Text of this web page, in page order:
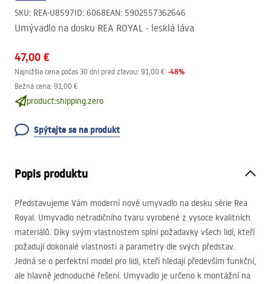
SKU: REA-U8597ID: 6068EAN: 5902557362646
Umývadlo na dosku REA ROYAL - lesklá láva
47,00 €
Najnižšia cena počas 30 dní pred zľavou: 91,00 € -48%
Bežná cena: 91,00 €
product:shipping.zero
Spýtajte sa na produkt
Popis produktu
Představujeme Vám moderní nové umyvadlo na desku série Rea
Royal. Umyvadlo netradičního tvaru vyrobené z vysoce kvalitních
materiálů. Díky svým vlastnostem splní požadavky všech lidí, kteří
požadují dokonalé vlastnosti a parametry dle svých představ.
Jedná se o perfektní model pro lidi, kteří hledají především funkční,
ale hlavně jednoduché řešení. Umyvadlo je určeno k montážní na